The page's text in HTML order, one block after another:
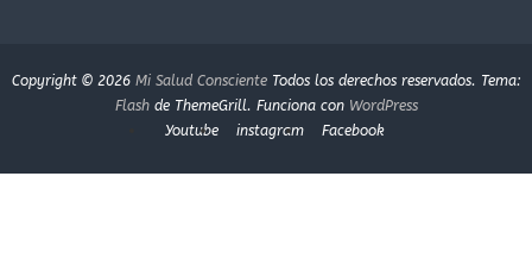
Copyright © 2026 Mi Salud ConscienteTodos los derechos reservados. Tema:
Flashde ThemeGrill. Funciona con WordPress
Youtube
instagram Facebook